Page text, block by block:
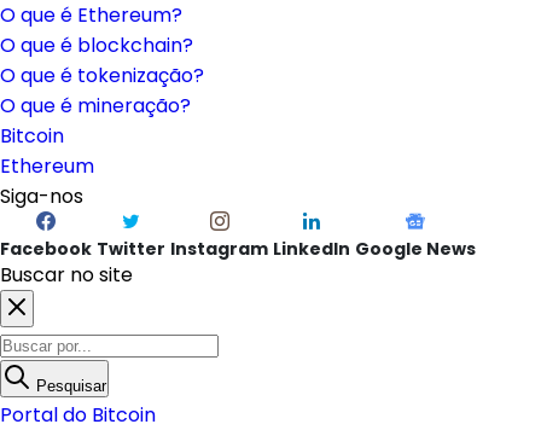
O que é Ethereum?
O que é blockchain?
O que é tokenização?
O que é mineração?
Bitcoin
Ethereum
Siga-nos
Facebook Twitter Instagram LinkedIn Google News
Buscar no site
Pesquisar
Portal do Bitcoin